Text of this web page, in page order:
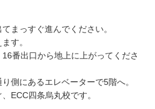
まっすぐ進んでください。
す。
番出口から地上に上がってくださ
側にあるエレベーターで5階へ。
ECC四条烏丸校です。